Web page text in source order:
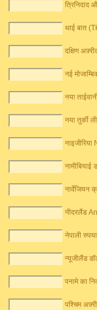
त्रिनिदाद
थाई बात
दक्षिण
नई
नया
नया तुर्की
नार्वेजियन
नीदरलैंड
नेपाली
न्यूजीलैंड
पनामे का
पश्चिम